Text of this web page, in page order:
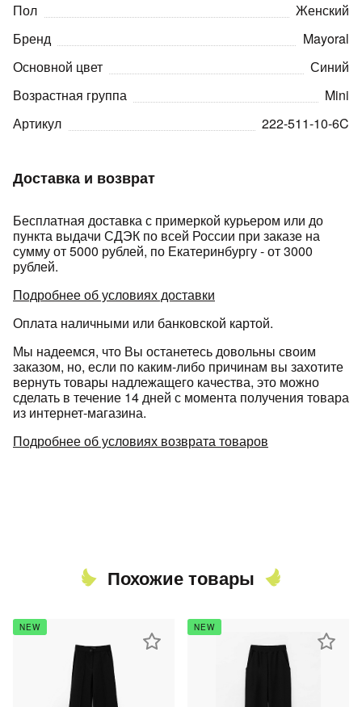
Доставка и возврат
Бесплатная доставка с примеркой курьером или до
пункта выдачи СДЭК по всей России при заказе на
сумму от 5000 рублей, по Екатеринбургу - от 3000
рублей.
Подробнее об условиях доставки
Оплата наличными или банковской картой.
Мы надеемся, что Вы останетесь довольны своим
заказом, но, если по каким-либо причинам вы захотите
вернуть товары надлежащего качества, это можно
сделать в течение 14 дней с момента получения товара
из интернет-магазина.
Подробнее об условиях возврата товаров
Пол
Женский
Бренд
Mayoral
Основной цвет
Синий
Возрастная группа
Mini
Артикул
222-511-10-6C
Похожие товары
NEW NEW